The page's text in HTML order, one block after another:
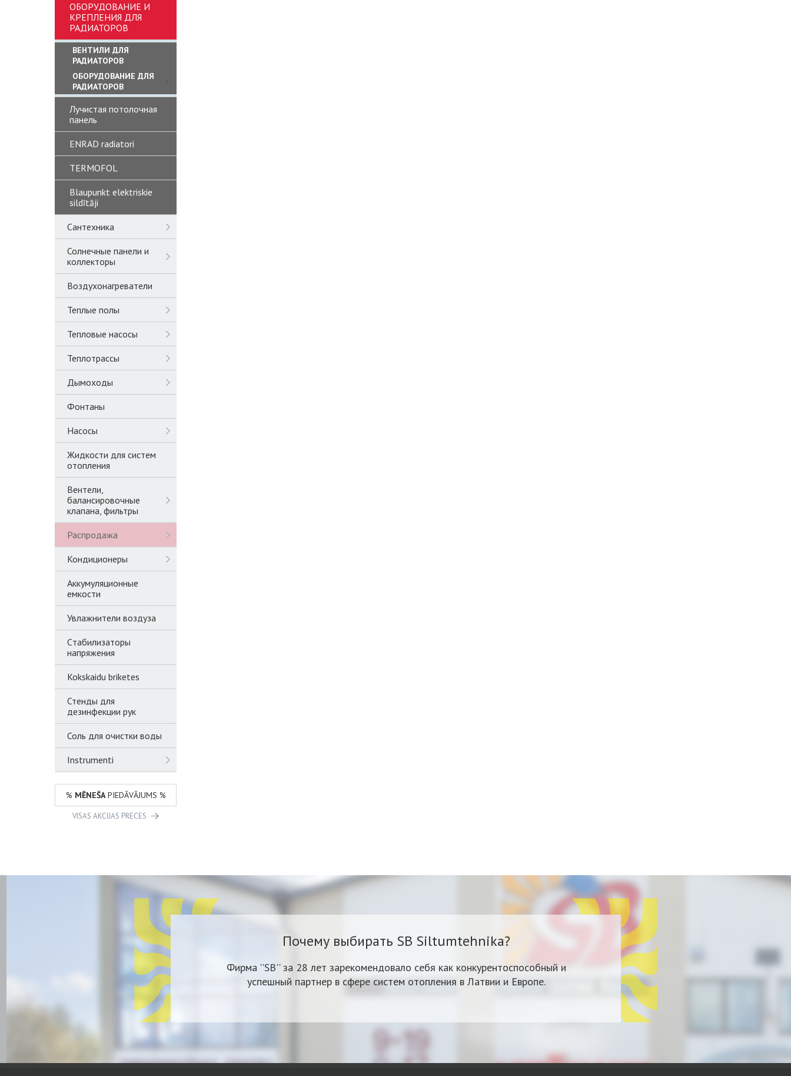
ОБОРУДОВАНИЕ И
КРЕПЛЕНИЯ ДЛЯ
РАДИАТОРОВ
ВЕНТИЛИ ДЛЯ
РАДИАТОРОВ
ОБОРУДОВАНИЕ ДЛЯ
РАДИАТОРОВ
Лучистая потолочная
панель
ENRAD radiatori
TERMOFOL
Blaupunkt elektriskie
sildītāji
Сантехника
Солнечные панели и
коллекторы
Воздухонагреватели
Теплые полы
Тепловые насосы
Теплотрассы
Дымоходы
Фонтаны
Насосы
Жидкости для систем
отопления
Вентели,
балансировочные
клапана, фильтры
Распродажа
Кондиционеры
Аккумуляционные
емкости
Увлажнители воздуза
Cтабилизаторы
напряжения
Kokskaidu briketes
Стенды для
дезинфекции рук
Соль для очистки воды
Instrumenti
% MĒNEŠAPIEDĀVĀJUMS %
VISAS AKCIJAS PRECES
Почему выбирать SB Siltumtehnika?
Фирма ''SB'' за 28 лет зарекомендовало себя как конкурентоспособный и
успешный партнер в сфере систем отопления в Латвии и Европе.